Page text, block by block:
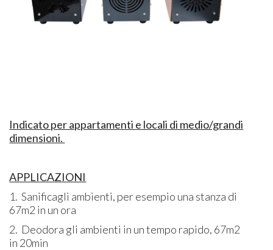
Indicato per appartamenti e locali di medio/grandi
dimensioni.
APPLICAZIONI
1. Sanificagli ambienti, per esempio una stanza di
67m2 in un ora
2. Deodora gli ambienti in un tempo rapido, 67m2
in 20min